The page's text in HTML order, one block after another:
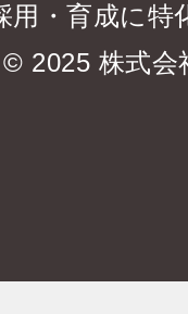
用・育成に特
© 2025 株式会